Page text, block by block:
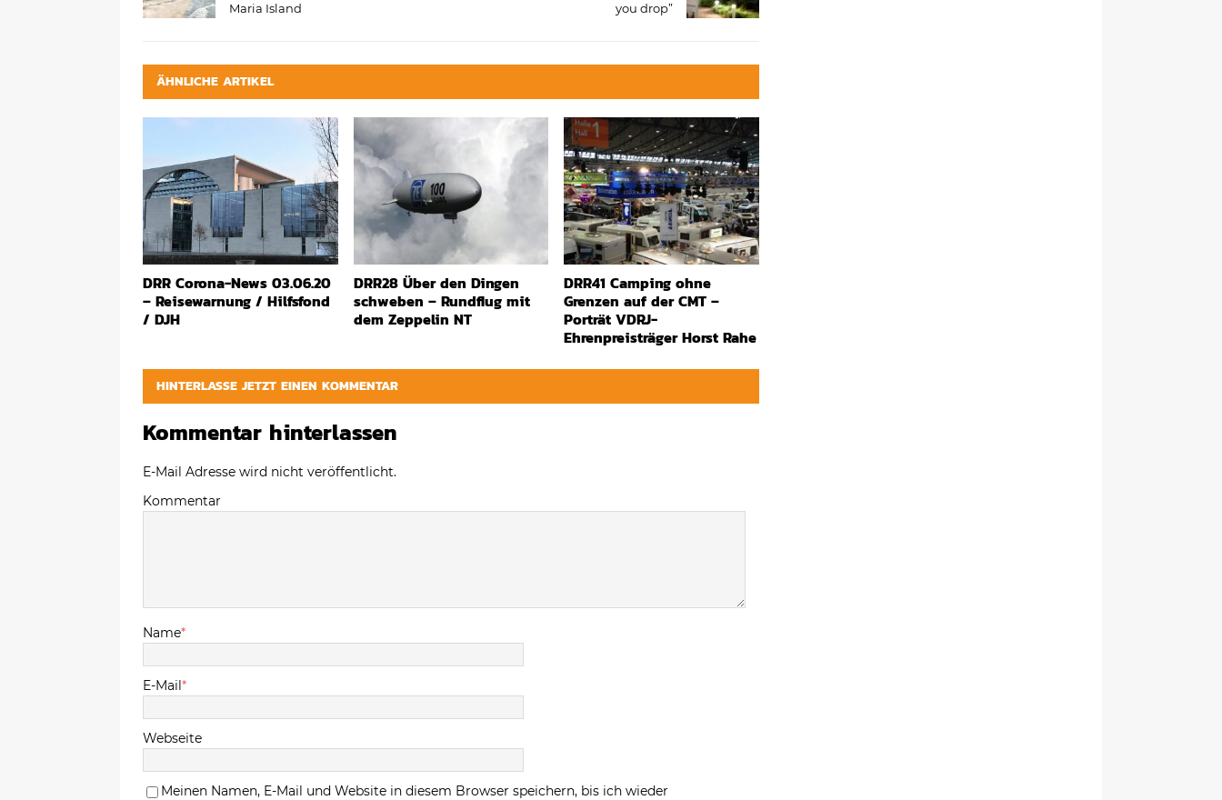
Maria Island
you drop”
ÄHNLICHE ARTIKEL
DRR Corona-News 03.06.20
– Reisewarnung / Hilfsfond
/ DJH
DRR28 Über den Dingen
schweben – Rundflug mit
dem Zeppelin NT
DRR41 Camping ohne
Grenzen auf der CMT –
Porträt VDRJ-
Ehrenpreisträger Horst Rahe
HINTERLASSE JETZT EINEN KOMMENTAR
Kommentar hinterlassen
E-Mail Adresse wird nicht veröffentlicht.
Kommentar
Name*
E-Mail*
Webseite
Meinen Namen, E-Mail und Website in diesem Browser speichern, bis ich wieder